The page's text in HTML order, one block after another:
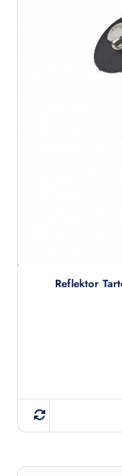
Reflektor